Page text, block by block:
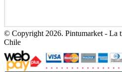
© Copyright 2026. Pintumarket - La
Chile